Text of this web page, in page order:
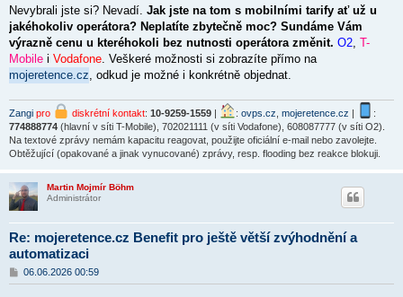
Nevybrali jste si? Nevadí. Jak jste na tom s mobilními tarify ať už u
jakéhokoliv operátora? Neplatíte zbytečně moc? Sundáme Vám
výrazně cenu u kteréhokoli bez nutnosti operátora změnit. O2, T-
Mobile i Vodafone. Veškeré možnosti si zobrazíte přímo na
mojeretence.cz, odkud je možné i konkrétně objednat.
Zangi pro diskrétní kontakt: 10-9259-1559 | : ovps.cz mojeretence.cz |
:
774888774 (hlavní v síti T-Mobile), 702021111 (v síti Vodafone), 608087777 (v síti O2).
Na textové zprávy nemám kapacitu reagovat, použijte oficiální e-mail nebo zavolejte.
Obtěžující (opakované a jinak vynucované) zprávy, resp. flooding bez reakce blokuji.
Martin Mojmír Böhm
Administrátor
Re: mojeretence.cz Benefit pro ještě větší zvýhodnění a
automatizaci
P
ř
06.06.2026 00:59